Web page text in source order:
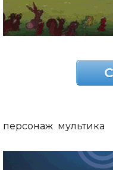
персонаж мультика